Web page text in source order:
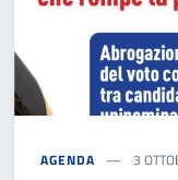
AGENDA 3